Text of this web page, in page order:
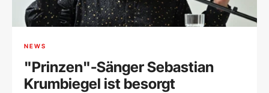
NEWS
"Prinzen"-Sänger Sebastian
Krumbiegel ist besorgt